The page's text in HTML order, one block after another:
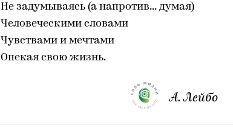
Не задумываясь (а напротив... думая)
Человеческими словами
Чувствами и мечтами
Опекая свою жизнь.
А. Лейбо